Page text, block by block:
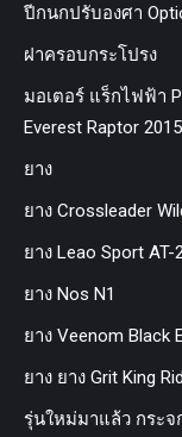
ปีกนกปรับองศา
ฝาครอบกระโปรง
มอเตอร์ แร็กไฟฟ้า
Everest Raptor
ยาง
ยาง Crossleader
ยาง Leao Sport AT-2
ยาง Nos N1
ยาง Veenom Black
ยาง ยาง Grit King
รุ่นใหม่มาแล้ว กระจก